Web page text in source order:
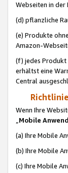
Webseiten in der
(d) pflanzliche
(e) Produkte
Amazon-
(f) jedes Produkt
erhältst eine
Central
Wenn Ihre
„Mobile
(a) Ihre Mobile
(b) Ihre Mobile
(c) Ihre Mobile